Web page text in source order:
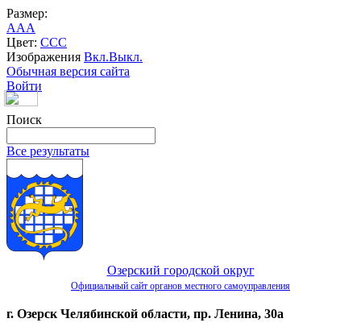
Размер:
AAA
Цвет: CCC
Изображения Вкл.Выкл.
Обычная версия сайта
Войти
Поиск
Все результаты
Озерский городской округ
Официальный сайт органов местного самоуправления
г. Озерск Челябинской области, пр. Ленина, 30а